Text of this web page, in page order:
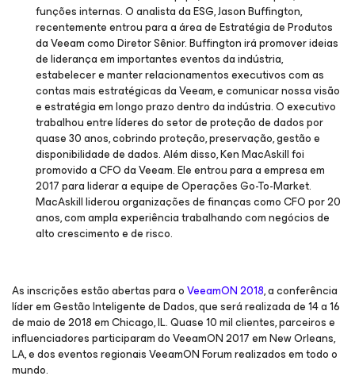
funções internas. O analista da ESG, Jason Buffington,
recentemente entrou para a área de Estratégia de Produtos
da Veeam como Diretor Sênior. Buffington irá promover ideias
de liderança em importantes eventos da indústria,
estabelecer e manter relacionamentos executivos com as
contas mais estratégicas da Veeam, e comunicar nossa visão
e estratégia em longo prazo dentro da indústria. O executivo
trabalhou entre líderes do setor de proteção de dados por
quase 30 anos, cobrindo proteção, preservação, gestão e
disponibilidade de dados. Além disso, Ken MacAskill foi
promovido a CFO da Veeam. Ele entrou para a empresa em
2017 para liderar a equipe de Operações Go-To-Market.
MacAskill liderou organizações de finanças como CFO por 20
anos, com ampla experiência trabalhando com negócios de
alto crescimento e de risco.
As inscrições estão abertas para oVeeamON 2018, a conferência
líder em Gestão Inteligente de Dados, que será realizada de 14 a 16
de maio de 2018 em Chicago, IL. Quase 10 mil clientes, parceiros e
influenciadores participaram do VeeamON 2017 em New Orleans,
LA, e dos eventos regionais VeeamON Forum realizados em todo o
mundo.